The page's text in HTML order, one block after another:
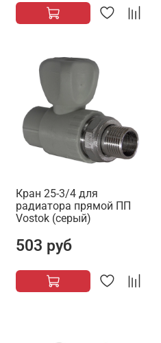
Кран 25-3/4 для
радиатора прямой ПП
Vostok (серый)
503 руб